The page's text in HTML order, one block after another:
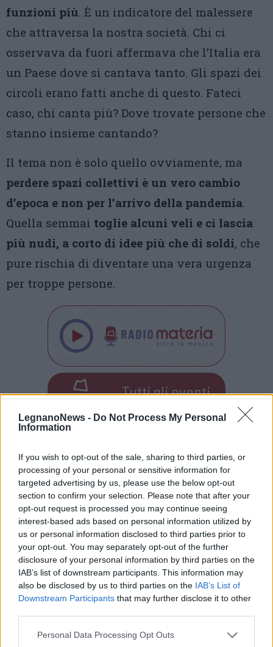
LegnanoNews - Do Not Process My Personal
Information
If you wish to opt-out of the sale, sharing to third parties, or
processing of your personal or sensitive information for
targeted advertising by us, please use the below opt-out
section to confirm your selection. Please note that after your
opt-out request is processed you may continue seeing
interest-based ads based on personal information utilized by
us or personal information disclosed to third parties prior to
your opt-out. You may separately opt-out of the further
disclosure of your personal information by third parties on the
IAB’s list of downstream participants. This information may
also be disclosed by us to third parties on the IAB’s List of
Downstream Participants that may further disclose it to other
Personal Data Processing Opt Outs
funzioni più. È un indicatore del malessere
che attraversa la nostra società. Chi ci
osservava da fuori affermava che l’Italia era
un Paese dove si cantava tanto. Gli spazi dei
circoli erano fatti anche di questo. Fateci
caso, chi canta più? Dove trovate persone che
stanno insieme cantando?
Il tema non è solo quello ovviamente, ma
perdere spazi collettivi è un vero cambio
d’epoca e non per l’arrivo della pandemia.
Quella semmai toglie alcuni veli e ci lascia
più nudi, a corto di idee più che di soldi, che
pure rischia di diventare una vera urgenza
per troppe persone.
Via Confalonieri, 5
Castronno
Tutti gli eventi
diagosto
Marco Giovannelli
marco@varesenews.it
La libertà è una condizione essenziale della nostra vita.
Non ci può essere libertà senza consapevolezza e per
questo l’informazione è fondamentale per ogni comunità.
PIÙ INFORMAZIONI SU
varese